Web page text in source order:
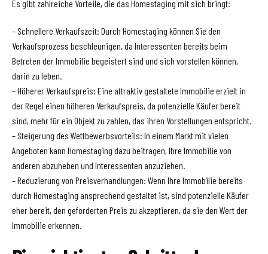
Es gibt zahlreiche Vorteile, die das Homestaging mit sich bringt:
– Schnellere Verkaufszeit: Durch Homestaging können Sie den
Verkaufsprozess beschleunigen, da Interessenten bereits beim
Betreten der Immobilie begeistert sind und sich vorstellen können,
darin zu leben.
– Höherer Verkaufspreis: Eine attraktiv gestaltete Immobilie erzielt in
der Regel einen höheren Verkaufspreis, da potenzielle Käufer bereit
sind, mehr für ein Objekt zu zahlen, das ihren Vorstellungen entspricht.
– Steigerung des Wettbewerbsvorteils: In einem Markt mit vielen
Angeboten kann Homestaging dazu beitragen, Ihre Immobilie von
anderen abzuheben und Interessenten anzuziehen.
– Reduzierung von Preisverhandlungen: Wenn Ihre Immobilie bereits
durch Homestaging ansprechend gestaltet ist, sind potenzielle Käufer
eher bereit, den geforderten Preis zu akzeptieren, da sie den Wert der
Immobilie erkennen.